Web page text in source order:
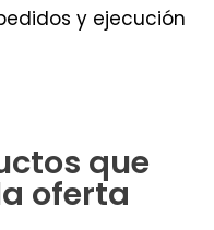
y ejecución
que
oferta